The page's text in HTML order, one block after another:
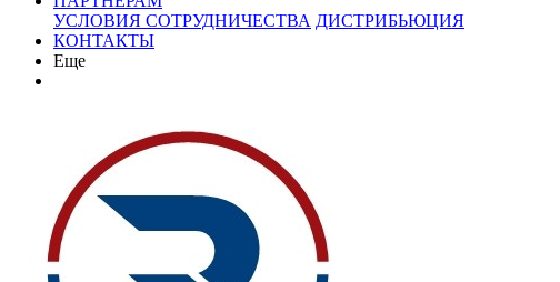
УСЛОВИЯ СОТРУДНИЧЕСТВА ДИСТРИБЬЮЦИЯ
КОНТАКТЫ
Еще